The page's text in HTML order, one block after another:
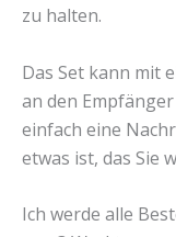
zu halten.
Das Set kann mit
an den
einfach eine
etwas ist, das Sie
Ich werde alle